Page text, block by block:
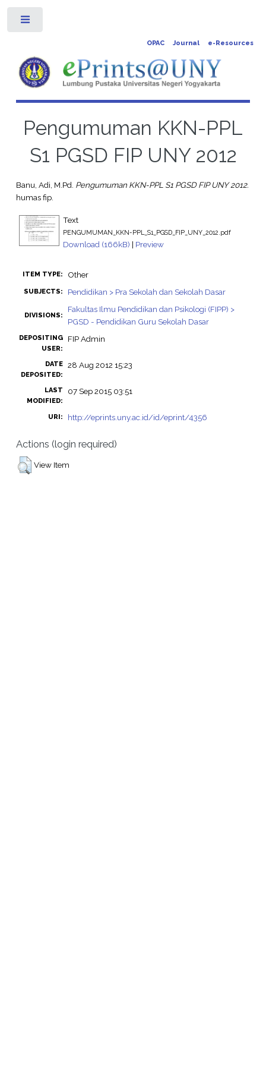
OPAC Journal e-Resources
Pengumuman KKN-PPL
S1 PGSD FIP UNY 2012
Banu, Adi, M.Pd. Pengumuman KKN-PPL S1 PGSD FIP UNY 2012.
humas fip.
Text
PENGUMUMAN_KKN-PPL_S1_PGSD_FIP_UNY_2012.pdf
Download (166kB) | Preview
ITEM TYPE: Other
SUBJECTS: Pendidikan > Pra Sekolah dan Sekolah Dasar
DIVISIONS:
Fakultas Ilmu Pendidikan dan Psikologi (FIPP) >
PGSD - Pendidikan Guru Sekolah Dasar
DEPOSITING
USER:
FIP Admin
DATE
DEPOSITED:
28 Aug 2012 15:23
LAST
MODIFIED:
07 Sep 2015 03:51
URI: http://eprints.uny.ac.id/id/eprint/4356
Actions (login required)
View Item